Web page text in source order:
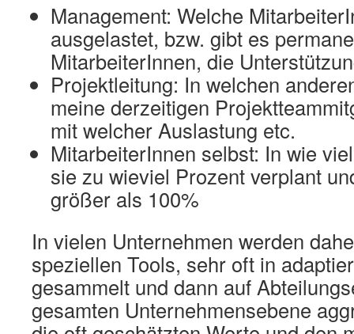
Management: Welche
ausgelastet, bzw. gibt es
MitarbeiterInnen, die
Projektleitung: In welchen
meine derzeitigen
mit welcher Auslastung etc.
MitarbeiterInnen selbst: In wie
sie zu wieviel Prozent verplant
größer als 100%
In vielen Unternehmen werden
speziellen Tools, sehr oft in
gesammelt und dann auf
gesamten Unternehmensebene